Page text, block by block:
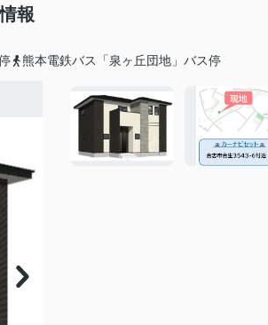
報
熊本電鉄バス「泉ヶ丘団地」バス停